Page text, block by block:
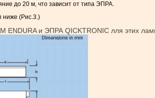
до 20 м, что зависит от типа ЭПРА.
ниже (Рис.3.)
ENDURA и ЭПРА QICKTRONIC лля этих